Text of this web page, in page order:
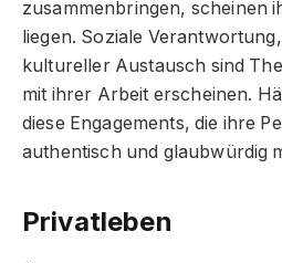
zusammenbringen, scheinen
liegen. Soziale
kultureller Austausch sind
mit ihrer Arbeit erscheinen.
diese Engagements, die ihre
authentisch und glaubwürdig
Privatleben